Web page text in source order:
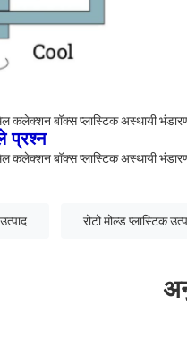
प्रश्न
रोटो मोल्ड प्लास्टिक